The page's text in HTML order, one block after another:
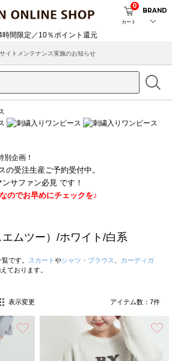
カート
0
BRAND
イトメンテナンス実施のお知らせ
別企画！
受注生産ご予約受付中。
サファン必見 です！
のでお早めにチェックを♪
ムツー）/ホワイト/白系
です。 スカート やシャツ・ブラウス
カーディガ
ております。
表示変更 アイテム数： 7件